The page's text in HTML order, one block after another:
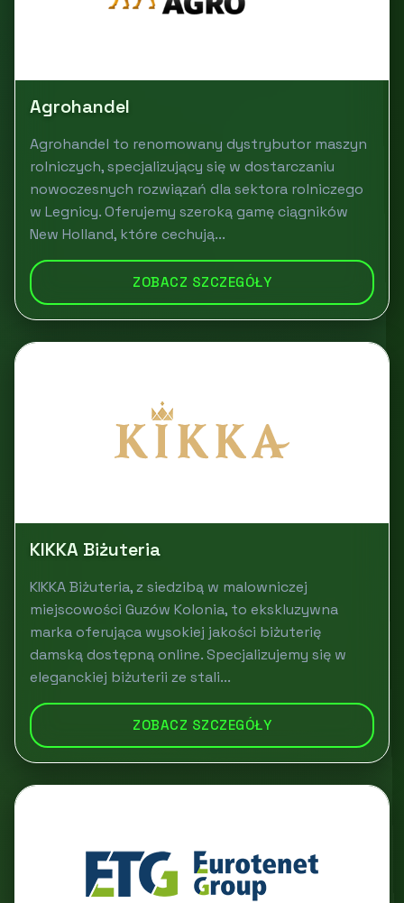
Agrohandel
Agrohandel to renomowany dystrybutor maszyn
rolniczych, specjalizujący się w dostarczaniu
nowoczesnych rozwiązań dla sektora rolniczego
w Legnicy. Oferujemy szeroką gamę ciągników
New Holland, które cechują...
ZOBACZ SZCZEGÓŁY
KIKKA Biżuteria
KIKKA Biżuteria, z siedzibą w malowniczej
miejscowości Guzów Kolonia, to ekskluzywna
marka oferująca wysokiej jakości biżuterię
damską dostępną online. Specjalizujemy się w
eleganckiej biżuterii ze stali...
ZOBACZ SZCZEGÓŁY